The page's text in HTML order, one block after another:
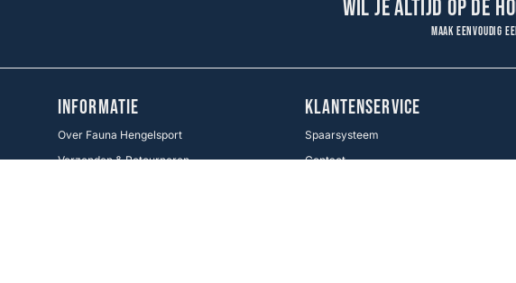
Wil je altijd op de
Maak eenvoudig
INFORMATIE
Over Fauna Hengelsport
Verzenden & Retourneren
KLANTENSERVICE
Spaarsysteem
Contact